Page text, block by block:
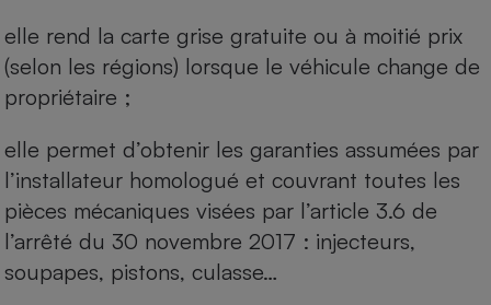
elle rend la carte grise gratuite ou à moitié prix
(selon les régions) lorsque le véhicule change de
propriétaire ;
elle permet d’obtenir les garanties assumées par
l’installateur homologué et couvrant toutes les
pièces mécaniques visées par l’article 3.6 de
l’arrêté du 30 novembre 2017 : injecteurs,
soupapes, pistons, culasse…